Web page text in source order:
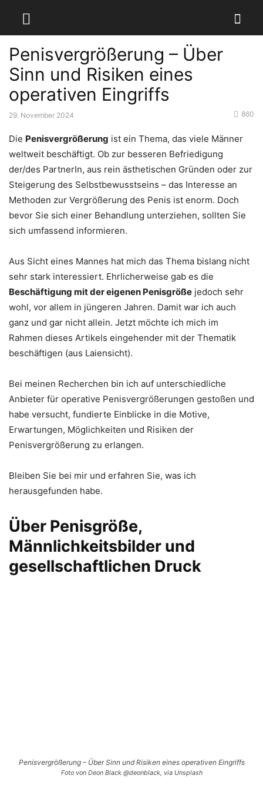
Penisvergrößerung – Über
Sinn und Risiken eines
operativen Eingriffs
29. November 2024 860
Die Penisvergrößerung ist ein Thema, das viele Männer
weltweit beschäftigt. Ob zur besseren Befriedigung
der/des PartnerIn, aus rein ästhetischen Gründen oder zur
Steigerung des Selbstbewusstseins – das Interesse an
Methoden zur Vergrößerung des Penis ist enorm. Doch
bevor Sie sich einer Behandlung unterziehen, sollten Sie
sich umfassend informieren.
Aus Sicht eines Mannes hat mich das Thema bislang nicht
sehr stark interessiert. Ehrlicherweise gab es die
Beschäftigung mit der eigenen Penisgröße jedoch sehr
wohl, vor allem in jüngeren Jahren. Damit war ich auch
ganz und gar nicht allein. Jetzt möchte ich mich im
Rahmen dieses Artikels eingehender mit der Thematik
beschäftigen (aus Laiensicht).
Bei meinen Recherchen bin ich auf unterschiedliche
Anbieter für operative Penisvergrößerungen gestoßen und
habe versucht, fundierte Einblicke in die Motive,
Erwartungen, Möglichkeiten und Risiken der
Penisvergrößerung zu erlangen.
Bleiben Sie bei mir und erfahren Sie, was ich
herausgefunden habe.
Über Penisgröße,
Männlichkeitsbilder und
gesellschaftlichen Druck
Penisvergrößerung – Über Sinn und Risiken eines operativen Eingriffs
Foto von Deon Black @deonblack, via Unsplash